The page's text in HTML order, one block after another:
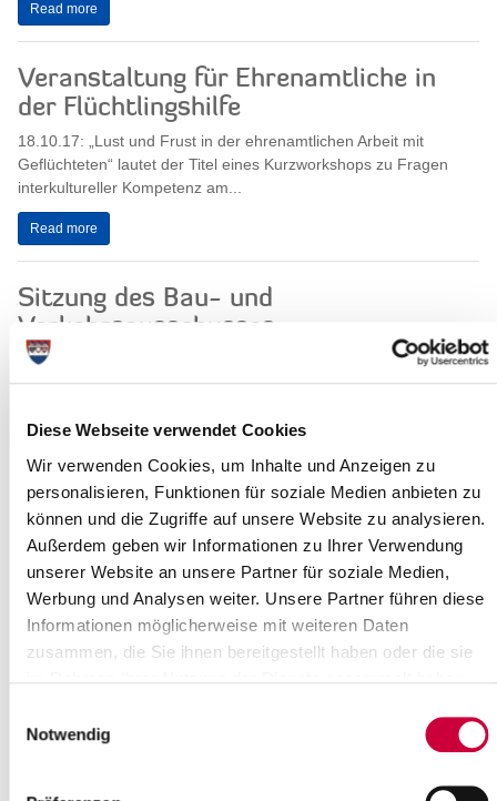
Diese Webseite verwendet Cookies
Wir verwenden Cookies, um Inhalte und Anzeigen zu
personalisieren, Funktionen für soziale Medien anbieten zu
können und die Zugriffe auf unsere Website zu analysieren.
Außerdem geben wir Informationen zu Ihrer Verwendung
unserer Website an unsere Partner für soziale Medien,
Werbung und Analysen weiter. Unsere Partner führen diese
Informationen möglicherweise mit weiteren Daten
zusammen, die Sie ihnen bereitgestellt haben oder die sie
Notwendig
Read more
Veranstaltung für Ehrenamtliche in
der Flüchtlingshilfe
18.10.17: „Lust und Frust in der ehrenamtlichen Arbeit mit
Geflüchteten“ lautet der Titel eines Kurzworkshops zu Fragen
interkultureller Kompetenz am...
Read more
Sitzung des Bau- und
Verkehrsausschusses
17.10.17: Der Bau- und Verkehrsausschuss des Steinburger
Kreistages tagt am Dienstag, dem 24. Oktober 2017, um 16.30
Straßensperrung Kreisstraße 8
zwischen Janssenweg und Flensburger
Straße
11.10.2017: In der Zeit vom 16.10.2017 bis voraussichtlich zum
28.10.2017 erfolgt eine Sanierung der Kreisstraße 8 (Am
Neuendeich) zwischen dem...
(Wieder)einstieg will Frauen Mut